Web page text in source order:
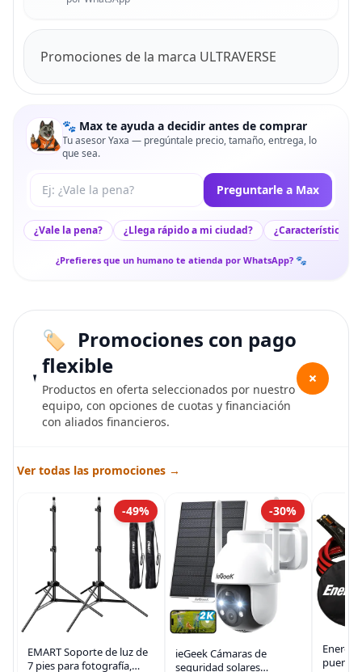
Promociones de la marca ULTRAVERSE
🐾 Max te ayuda a decidir antes de comprar
Tu asesor Yaxa — pregúntale precio, tamaño, entrega, lo
que sea.
Tu pregunta a Max Preguntarle a Max
¿Vale la pena? ¿Llega rápido a mi ciudad? ¿Características
¿Prefieres que un humano te atienda por WhatsApp? 🐾
Promociones con pago
flexible
Productos en oferta seleccionados por nuestro
equipo, con opciones de cuotas y financiación
con aliados financieros.
+
Ver todas las promociones →
-49%
EMART Soporte de luz de
7 pies para fotografía,
-30%
ieGeek Cámaras de
seguridad solares
puente